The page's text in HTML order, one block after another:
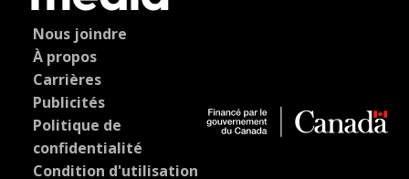
Nous joindre
À propos
Carrières
Publicités
Politique de
confidentialité
Condition d'utilisation